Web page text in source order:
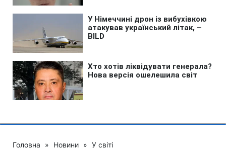
Головна » Новини » У світі